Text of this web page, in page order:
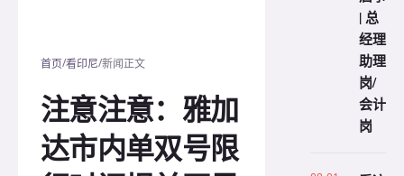
首页/看印尼/新闻正文
注意注意：雅加
达市内单双号限
| 总
经理
助理
岗/
会计
岗